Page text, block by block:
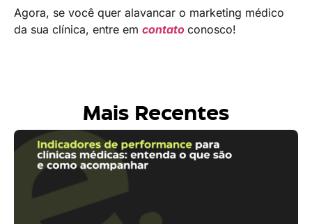
Agora, se você quer alavancar o marketing médico
da sua clínica, entre em contato conosco!
Mais Recentes